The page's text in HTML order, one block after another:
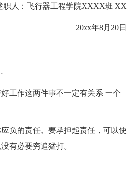
：飞行器工程学院XXXX班 XX
20xx年8月20日
工作这两件事不一定有关系 一个
负的责任。要承担起责任，可以使
有必要穷追猛打。